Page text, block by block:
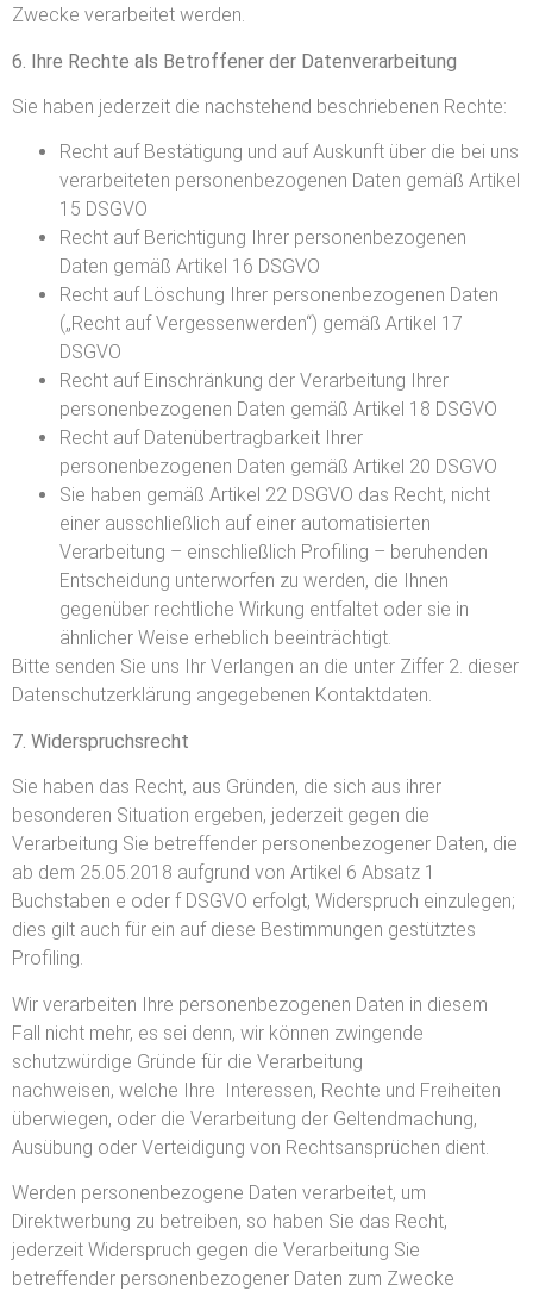
Zwecke verarbeitet werden.
6. Ihre Rechte als Betroffener der Datenverarbeitung
Sie haben jederzeit die nachstehend beschriebenen Rechte:
Recht auf Bestätigung und auf Auskunft über die bei uns
verarbeiteten personenbezogenen Daten gemäß Artikel
15 DSGVO
Recht auf Berichtigung Ihrer personenbezogenen
Daten gemäß Artikel 16 DSGVO
Recht auf Löschung Ihrer personenbezogenen Daten
(„Recht auf Vergessenwerden“) gemäß Artikel 17
DSGVO
Recht auf Einschränkung der Verarbeitung Ihrer
personenbezogenen Daten gemäß Artikel 18 DSGVO
Recht auf Datenübertragbarkeit Ihrer
personenbezogenen Daten gemäß Artikel 20 DSGVO
Sie haben gemäß Artikel 22 DSGVO das Recht, nicht
einer ausschließlich auf einer automatisierten
Verarbeitung – einschließlich Profiling – beruhenden
Entscheidung unterworfen zu werden, die Ihnen
gegenüber rechtliche Wirkung entfaltet oder sie in
ähnlicher Weise erheblich beeinträchtigt.
Bitte senden Sie uns Ihr Verlangen an die unter Ziffer 2. dieser
Datenschutzerklärung angegebenen Kontaktdaten.
7. Widerspruchsrecht
Sie haben das Recht, aus Gründen, die sich aus ihrer
besonderen Situation ergeben, jederzeit gegen die
Verarbeitung Sie betreffender personenbezogener Daten, die
ab dem 25.05.2018 aufgrund von Artikel 6 Absatz 1
Buchstaben e oder f DSGVO erfolgt, Widerspruch einzulegen;
dies gilt auch für ein auf diese Bestimmungen gestütztes
Profiling.
Wir verarbeiten Ihre personenbezogenen Daten in diesem
Fall nicht mehr, es sei denn, wir können zwingende
schutzwürdige Gründe für die Verarbeitung
nachweisen, welche Ihre Interessen, Rechte und Freiheiten
überwiegen, oder die Verarbeitung der Geltendmachung,
Ausübung oder Verteidigung von Rechtsansprüchen dient.
Werden personenbezogene Daten verarbeitet, um
Direktwerbung zu betreiben, so haben Sie das Recht,
jederzeit Widerspruch gegen die Verarbeitung Sie
betreffender personenbezogener Daten zum Zwecke